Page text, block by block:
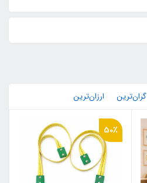
گران‌ترین ارزان‌ترین
50٪